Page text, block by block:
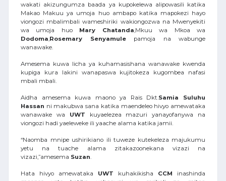
wakati akizungumza baada ya kupokelewa alipowasili katika
Makao Makuu ya umoja huo ambapo katika mapokezi hayo
viongozi mbalimbali wameshiriki wakiongozwa na Mwenyekiti
wa umoja huo Mary Chatanda,Mkuu wa Mkoa wa
Dodoma,Rosemary Senyamulepamoja na wabunge
wanawake.
Amesema kuwa licha ya kuhamasishana wanawake kwenda
kupiga kura lakini wanapaswa kujitokeza kugombea nafasi
mbali mbali.
Aidha amesema kuwa maono ya Rais Dkt.Samia
Suluhu
Hassan ni makubwa sana katika maendeleo hivyo amewataka
wanawake wa UWT kuyaelezea mazuri yanayofanywa na
viongozi hadi yaeleweke ili yaache alama katika jamii.
“Naomba mnipe ushirikiano ili tuweze kutekeleza majukumu
yetu na tuache alama zitakazoonekana vizazi na
vizazi,”amesema Suzan.
Hata hivyo amewataka UWT kuhakikisha CCM inashinda